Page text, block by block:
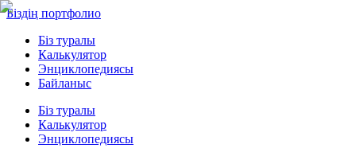
Біздің портфолио
Біз туралы
Калькулятор
Энциклопедиясы
Байланыс
Біз туралы
Калькулятор
Энциклопедиясы